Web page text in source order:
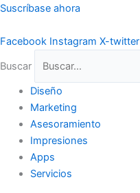
Ir
contenido
Suscríbase ahora
Facebook Instagram X-twitter
Buscar
Diseño
Marketing
Asesoramiento
Impresiones
Apps
Servicios